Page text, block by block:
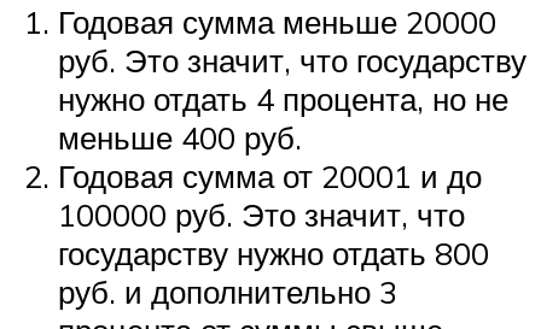
Годовая сумма меньше 20000
руб. Это значит, что государству
нужно отдать 4 процента, но не
меньше 400 руб.
Годовая сумма от 20001 и до
100000 руб. Это значит, что
государству нужно отдать 800
руб. и дополнительно 3